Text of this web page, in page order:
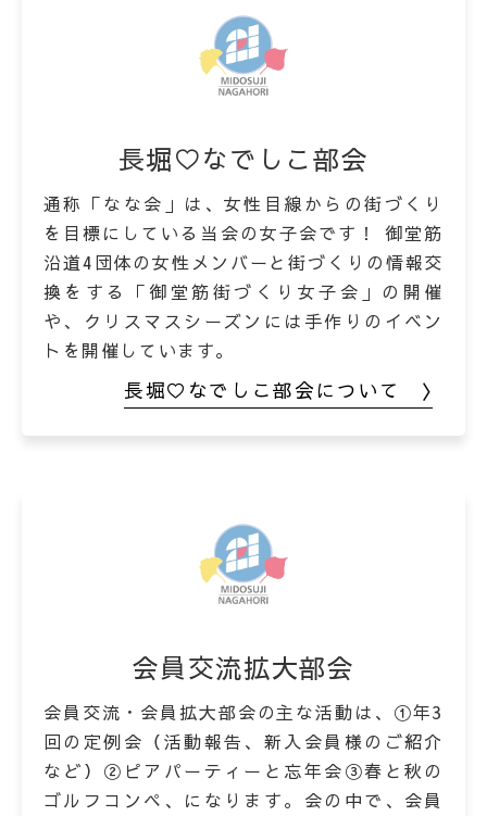
長堀♡なでしこ部会
通称「なな会」は、女性目線からの街づくり
を目標にしている当会の女子会です！ 御堂筋
沿道4団体の女性メンバーと街づくりの情報交
換をする「御堂筋街づくり女子会」の開催
や、クリスマスシーズンには手作りのイベン
トを開催しています。
長堀♡なでしこ部会について 〉
会員交流拡大部会
会員交流・会員拡大部会の主な活動は、①年3
回の定例会（活動報告、新入会員様のご紹介
など）②ピアパーティーと忘年会③春と秋の
ゴルフコンペ、になります。会の中で、会員